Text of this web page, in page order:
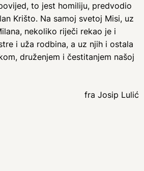
to jest homiliju, predvodio
Krišto. Na samoj svetoj Misi, uz
nekoliko riječi rekao je i
i uža rodbina, a uz njih i ostala
druženjem i čestitanjem našoj
fra Josip Lulić